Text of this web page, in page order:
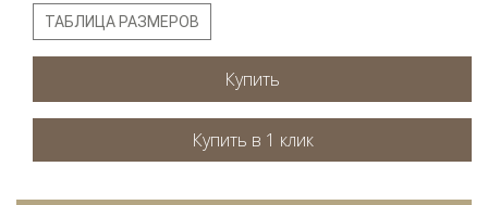
ТАБЛИЦА РАЗМЕРОВ
Купить